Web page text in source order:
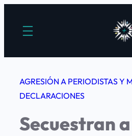
AGRESIÓN A PERIODISTAS Y
DECLARACIONES
Secuestran a